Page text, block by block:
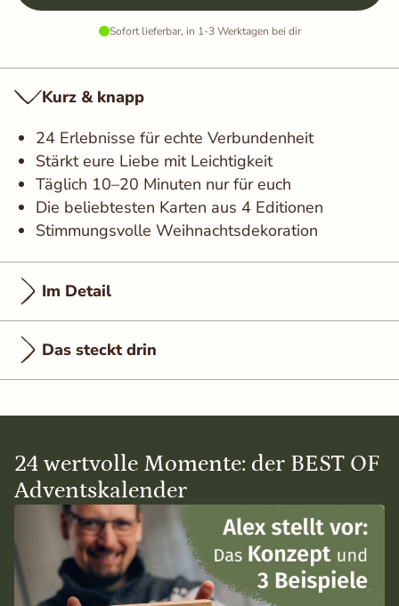
Sofort lieferbar, in 1-3 Werktagen bei dir
Kurz & knapp
24 Erlebnisse für echte Verbundenheit
Stärkt eure Liebe mit Leichtigkeit
Täglich 10–20 Minuten nur für euch
Die beliebtesten Karten aus 4 Editionen
Stimmungsvolle Weihnachtsdekoration
Im Detail
Das steckt drin
24 wertvolle Momente: der BEST OF
Adventskalender